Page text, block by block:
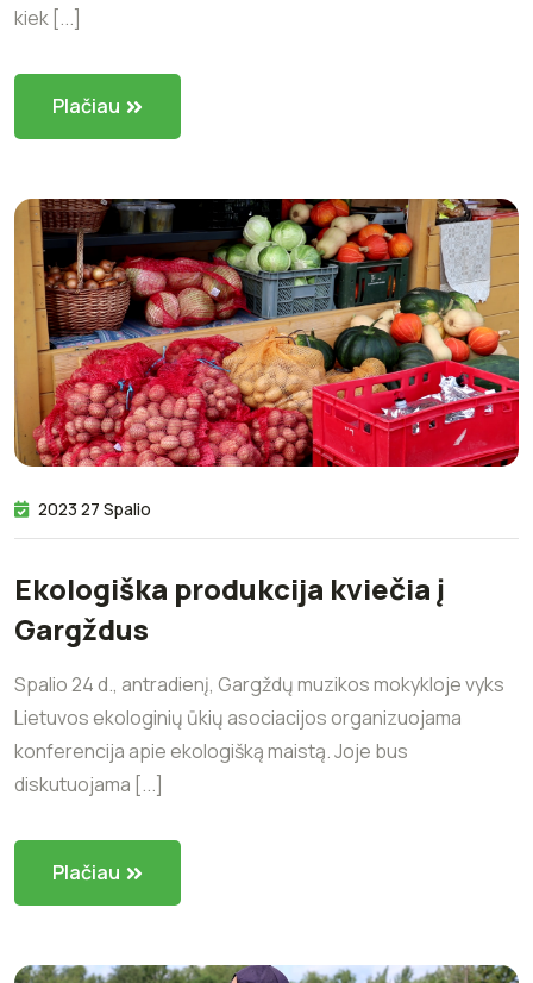
kiek [...]
Plačiau
2023 27 Spalio
Ekologiška produkcija kviečia į
Gargždus
Spalio 24 d., antradienį, Gargždų muzikos mokykloje vyks
Lietuvos ekologinių ūkių asociacijos organizuojama
konferencija apie ekologišką maistą. Joje bus
diskutuojama [...]
Plačiau